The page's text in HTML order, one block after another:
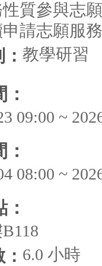
性質參與志
請志願服
教學研習
09:00 ~
08:00 ~
6.0 小時